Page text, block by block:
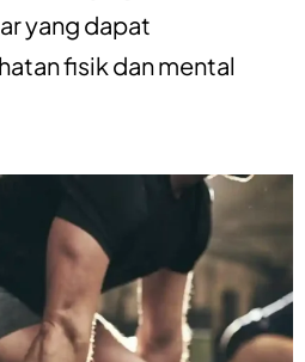
yang dapat
fisik dan mental